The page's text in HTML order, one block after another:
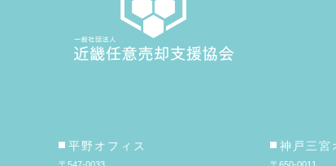
平野オフィス 神戸三宮